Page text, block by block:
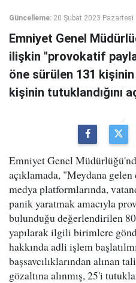
Güncelleme: 20 Şubat 2023 Pazartesi
Emniyet Genel
ilişkin "provokatif
öne sürülen 131 kişinin
kişinin tutuklandığını
Emniyet Genel
açıklamada, "Meydana
medya platformlarında,
panik yaratmak amacıyla
bulunduğu değerlendirilen
yapılarak ilgili birimlere
hakkında adli işlem
başsavcılıklarından alınan
gözaltına alınmış, 25'i